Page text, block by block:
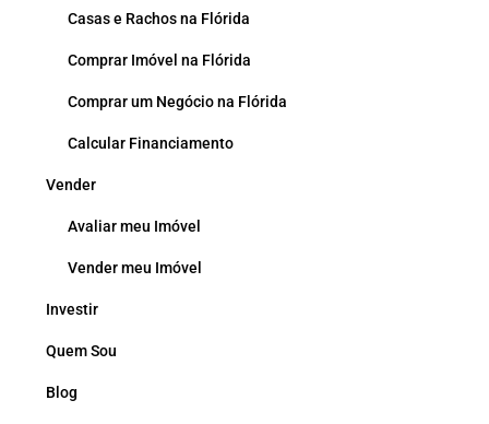
Casas e Rachos na Flórida
Comprar Imóvel na Flórida
Comprar um Negócio na Flórida
Calcular Financiamento
Vender
Avaliar meu Imóvel
Vender meu Imóvel
Investir
Quem Sou
Blog